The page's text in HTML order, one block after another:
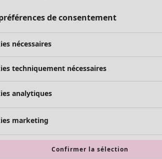
de consentement
nécessaires
techniquement nécessaires
analytiques
marketing
Confirmer la sélection